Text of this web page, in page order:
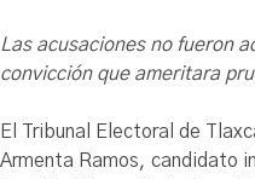
Las acusaciones no fueron
convicción que ameritara
El Tribunal Electoral de
Armenta Ramos, candidato